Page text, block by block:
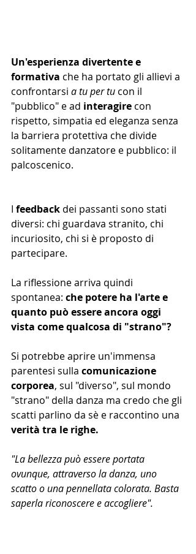
Un'esperienza divertente e
formativa che ha portato gli allievi a
confrontarsi a tu per tu con il
"pubblico" e ad interagire con
rispetto, simpatia ed eleganza senza
la barriera protettiva che divide
solitamente danzatore e pubblico: il
palcoscenico.
I feedback dei passanti sono stati
diversi: chi guardava stranito, chi
incuriosito, chi si è proposto di
partecipare.
La riflessione arriva quindi
spontanea: che potere ha l'arte e
quanto può essere ancora oggi
vista come qualcosa di "strano"?
Si potrebbe aprire un'immensa
parentesi sulla comunicazione
corporea, sul "diverso", sul mondo
"strano" della danza ma credo che gli
scatti parlino da sè e raccontino una
verità tra le righe.
"La bellezza può essere portata
ovunque, attraverso la danza, uno
scatto o una pennellata colorata. Basta
saperla riconoscere e accogliere".